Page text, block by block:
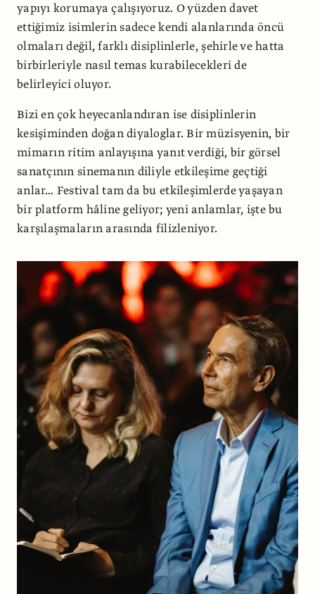
yapıyı korumaya çalışıyoruz. O yüzden davet
ettiğimiz isimlerin sadece kendi alanlarında öncü
olmaları değil, farklı disiplinlerle, şehirle ve hatta
birbirleriyle nasıl temas kurabilecekleri de
belirleyici oluyor.
Bizi en çok heyecanlandıran ise disiplinlerin
kesişiminden doğan diyaloglar. Bir müzisyenin, bir
mimarın ritim anlayışına yanıt verdiği, bir görsel
sanatçının sinemanın diliyle etkileşime geçtiği
anlar… Festival tam da bu etkileşimlerde yaşayan
bir platform hâline geliyor; yeni anlamlar, işte bu
karşılaşmaların arasında filizleniyor.